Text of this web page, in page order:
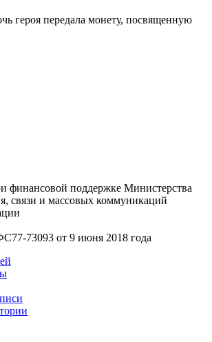
героя передала монету, посвященную
финансовой поддержке Министерства
связи и массовых коммуникаций
73093 от 9 июня 2018 года